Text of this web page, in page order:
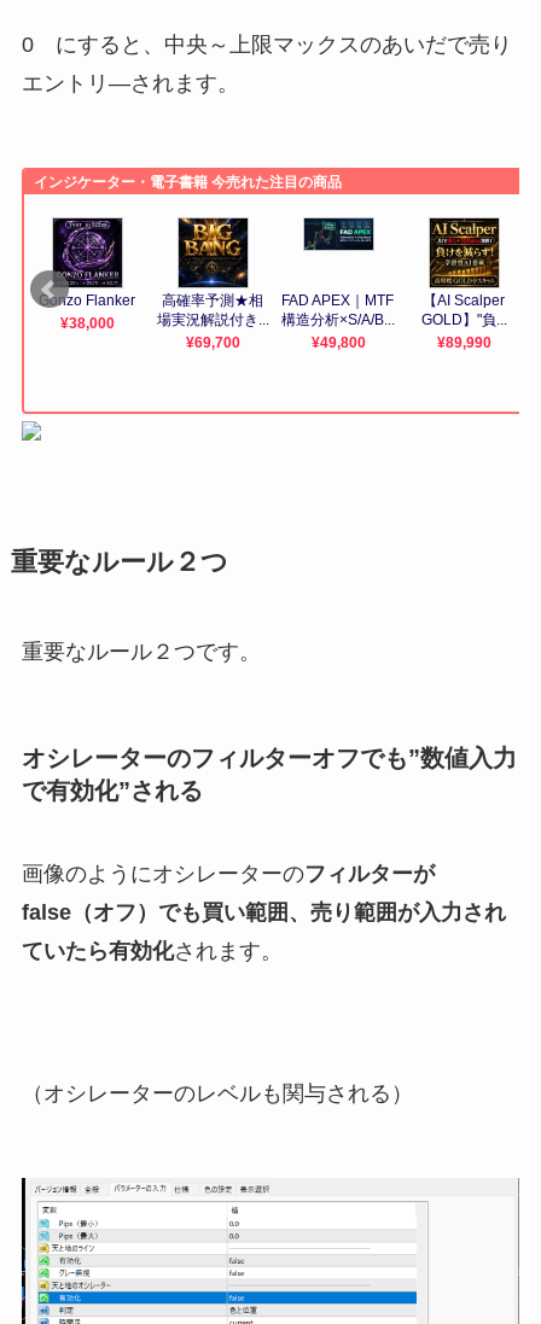
0 にすると、中央～上限マックスのあいだで売り
エントリ―されます。
重要なルール２つ
重要なルール２つです。
オシレーターのフィルターオフでも”数値入力
で有効化”される
画像のようにオシレーターのフィルターが
false（オフ）でも買い範囲、売り範囲が入力され
ていたら有効化されます。
（オシレーターのレベルも関与される）